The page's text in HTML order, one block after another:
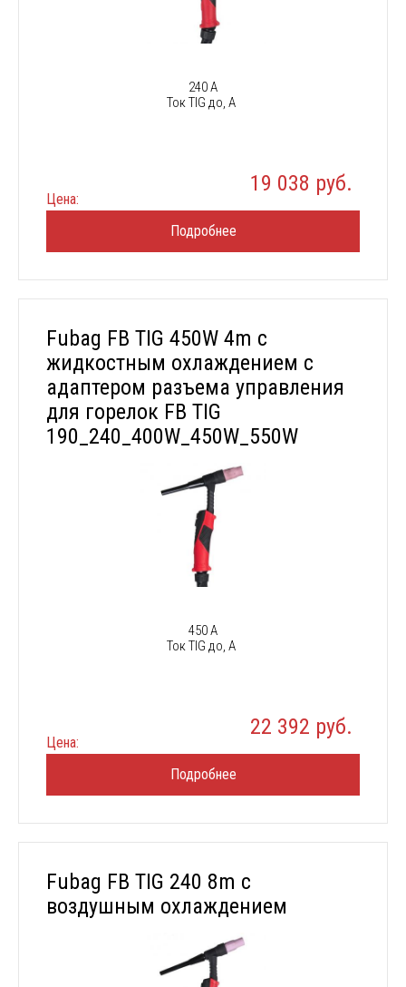
240 А
Ток TIG до, А
Цена:
19 038 руб.
Подробнее
Fubag FB TIG 450W 4m с
жидкостным охлаждением с
адаптером разъема управления
для горелок FB TIG
190_240_400W_450W_550W
450 А
Ток TIG до, А
Цена:
22 392 руб.
Подробнее
Fubag FB TIG 240 8m с
воздушным охлаждением